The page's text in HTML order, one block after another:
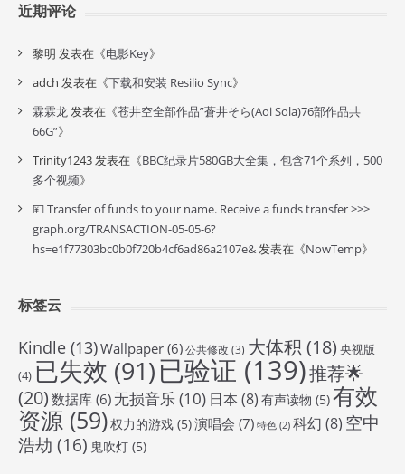
近期评论
黎明 发表在《电影Key》
adch 发表在《下载和安装 Resilio Sync》
霖霖龙发表在《苍井空全部作品”蒼井そら(Aoi Sola)76部作品共
66G”》
Trinity1243发表在《BBC纪录片580GB大全集，包含71个系列，500
多个视频》
💴 Transfer of funds to your name. Receive a funds transfer >>>
graph.org/TRANSACTION-05-05-6?
hs=e1f77303bc0b0f720b4cf6ad86a2107e&发表在《NowTemp》
标签云
Kindle (13)Wallpaper (6)公共修改 (3) 大体积 (18) 央视版
(4) 已失效 (91)已验证 (139)推荐🌟
(20) 数据库 (6) 无损音乐(10) 日本 (8) 有声读物 (5)有效
资源 (59)权力的游戏 (5)演唱会 (7) 特色 (2) 科幻 (8) 空中
浩劫 (16) 鬼吹灯 (5)